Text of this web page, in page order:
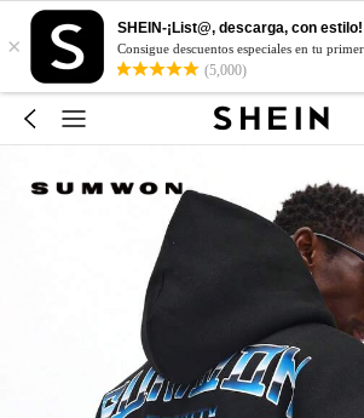
×
SHEIN-¡List@, descarga, con estilo!
Consigue descuentos especiales en tu
(5,000)